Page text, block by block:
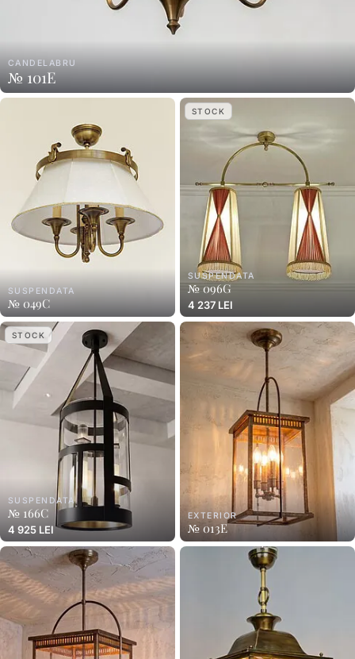
CANDELABRU
№ 101E
SUSPENDATA
№ 049C
STOCK
SUSPENDATA
№ 096G
4 237 LEI
STOCK
SUSPENDATA
№ 166C
4 925 LEI
EXTERIOR
№ 013E